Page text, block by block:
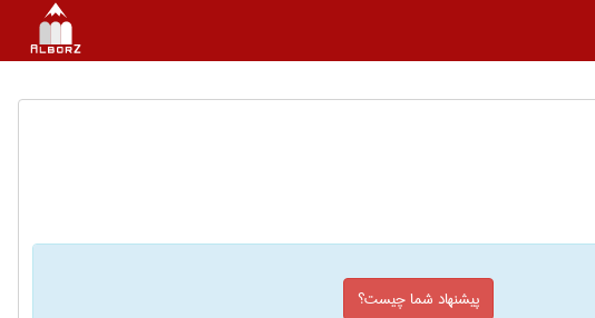
پیشنهاد شما چیست؟